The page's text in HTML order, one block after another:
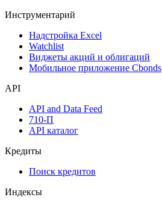
Инструментарий
Надстройка Excel
Watchlist
Виджеты акций и облигаций
Мобильное приложение Cbonds
API
API and Data Feed
710-П
API каталог
Кредиты
Поиск кредитов
Индексы